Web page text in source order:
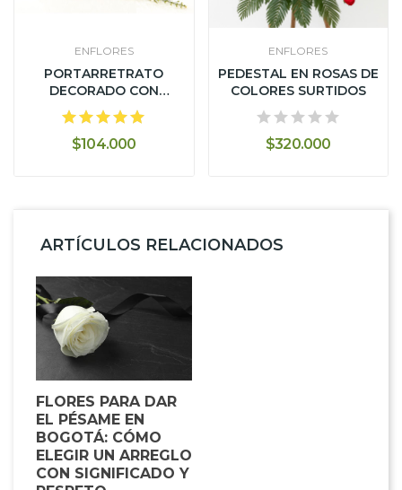
ENFLORES
PORTARRETRATO
DECORADO CON
ORQUÍDEAS Y LIRIOS -...
$104.000
ENFLORES
PEDESTAL EN ROSAS DE
COLORES SURTIDOS
$320.000
ARTÍCULOS RELACIONADOS
FLORES PARA DAR
EL PÉSAME EN
BOGOTÁ: CÓMO
ELEGIR UN ARREGLO
CON SIGNIFICADO Y